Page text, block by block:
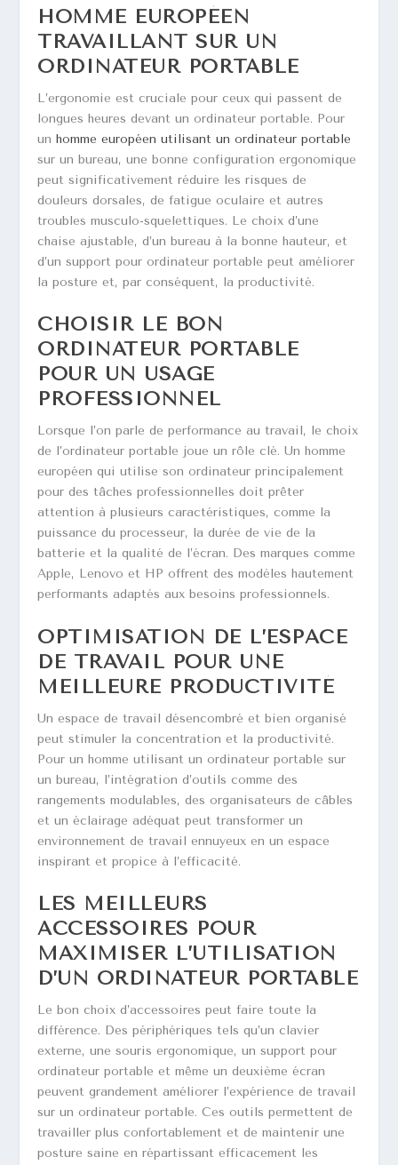
HOMME EUROPÉEN
TRAVAILLANT SUR UN
ORDINATEUR PORTABLE
L’ergonomie est cruciale pour ceux qui passent de
longues heures devant un ordinateur portable. Pour
unhommeeuropéen utilisant un ordinateur portable
sur un bureau, une bonne configuration ergonomique
peut significativement réduire les risques de
douleurs dorsales, de fatigue oculaire et autres
troubles musculo-squelettiques. Le choix d’une
chaise ajustable, d’un bureau à la bonne hauteur, et
d’un support pour ordinateur portable peut améliorer
la posture et, par conséquent, la productivité.
CHOISIR LE BON
ORDINATEUR PORTABLE
POUR UN USAGE
PROFESSIONNEL
Lorsque l’on parle de performance au travail, le choix
de l’ordinateur portable joue un rôle clé. Un homme
européen qui utilise son ordinateur principalement
pour des tâches professionnelles doit prêter
attention à plusieurs caractéristiques, comme la
puissance du processeur, la durée de vie de la
batterie et la qualité de l’écran. Des marques comme
Apple, Lenovo et HP offrent des modèles hautement
performants adaptés aux besoins professionnels.
OPTIMISATION DE L’ESPACE
DE TRAVAIL POUR UNE
MEILLEURE PRODUCTIVITÉ
Un espace de travail désencombré et bien organisé
peut stimuler la concentration et la productivité.
Pour un homme utilisant un ordinateur portable sur
un bureau, l’intégration d’outils comme des
rangements modulables, des organisateurs de câbles
et un éclairage adéquat peut transformer un
environnement de travail ennuyeux en un espace
inspirant et propice à l’efficacité.
LES MEILLEURS
ACCESSOIRES POUR
MAXIMISER L’UTILISATION
D’UN ORDINATEUR PORTABLE
Le bon choix d’accessoires peut faire toute la
différence. Des périphériques tels qu’un clavier
externe, une souris ergonomique, un support pour
ordinateur portable et même un deuxième écran
peuvent grandement améliorer l’expérience de travail
sur un ordinateur portable. Ces outils permettent de
travailler plus confortablement et de maintenir une
posture saine en répartissant efficacement les